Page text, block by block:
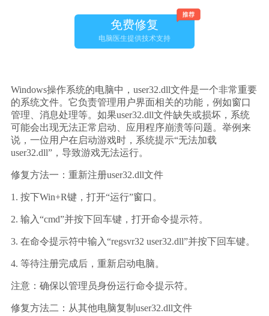
免费修复
电脑医生提供技术支持
Windows操作系统的电脑中，user32.dll文件是一个非常重要
的系统文件。它负责管理用户界面相关的功能，例如窗口
管理、消息处理等。如果user32.dll文件缺失或损坏，系统
可能会出现无法正常启动、应用程序崩溃等问题。举例来
说，一位用户在启动游戏时，系统提示“无法加载
user32.dll”，导致游戏无法运行。
修复方法一：重新注册user32.dll文件
1. 按下Win+R键，打开“运行”窗口。
2. 输入“cmd”并按下回车键，打开命令提示符。
3. 在命令提示符中输入“regsvr32 user32.dll”并按下回车键。
4. 等待注册完成后，重新启动电脑。
注意：确保以管理员身份运行命令提示符。
修复方法二：从其他电脑复制user32.dll文件